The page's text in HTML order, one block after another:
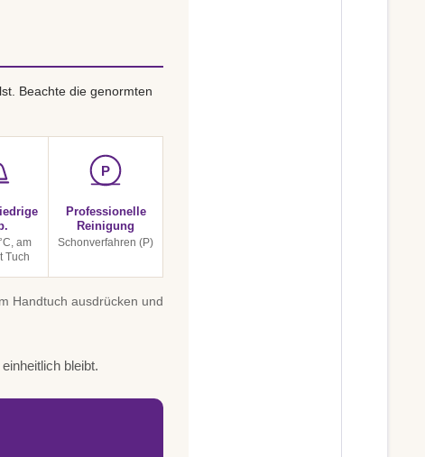
Beachte die genormten
am
Tuch
P
Professionelle
Reinigung
Schonverfahren (P)
Handtuch ausdrücken und
bleibt.